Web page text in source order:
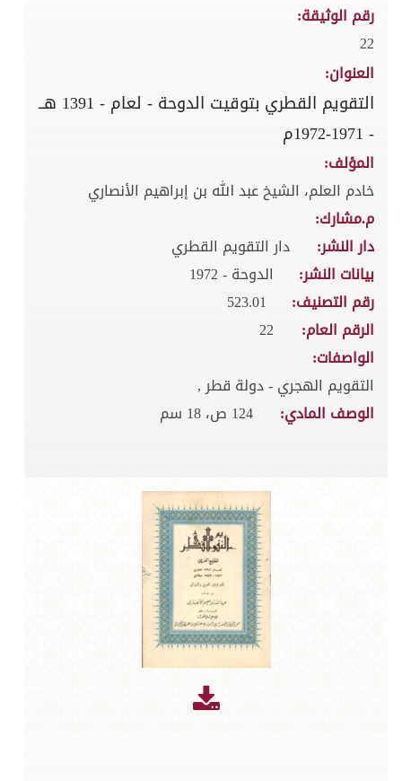
رقم الوثيقة:
22
العنوان:
التقويم القطري بتوقيت الدوحة - لعام - 1391 هــ
- 1971-1972م
المؤلف:
خادم العلم، الشيخ عبد الله بن إبراهيم الأنصاري
م.مشارك:
دار النشر:
دار التقويم القطري
بيانات النشر:
الدوحة - 1972
رقم التصنيف:
523.01
الرقم العام:
22
الواصفات:
التقويم الهجري - دولة قطر ,
الوصف المادي:
124 ص، 18 سم